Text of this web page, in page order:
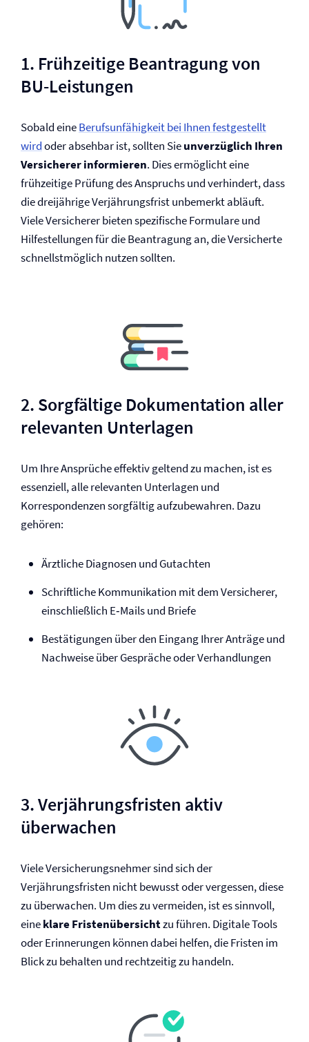
1. Frühzeitige Beantragung von
BU-Leistungen
Sobald eineBerufs­unfähigkeit bei Ihnen festgestellt
wirdoder absehbar ist, sollten Sieunverzüglich Ihren
Versicherer informieren. Dies ermöglicht eine
frühzeitige Prüfung des Anspruchs und verhindert, dass
die dreijährige Verjährungsfrist unbemerkt abläuft.
Viele Versicherer bieten spezifische Formulare und
Hilfestellungen für die Beantragung an, die Versicherte
schnellstmöglich nutzen sollten.
2. Sorgfältige Dokumentation aller
relevanten Unterlagen
Um Ihre Ansprüche effektiv geltend zu machen, ist es
essenziell, alle relevanten Unterlagen und
Korrespondenzen sorgfältig aufzubewahren. Dazu
gehören:
Ärztliche Diagnosen und Gutachten
Schriftliche Kommunikation mit dem Versicherer,
einschließlich E‑Mails und Briefe
Bestätigungen über den Eingang Ihrer Anträge und
Nachweise über Gespräche oder Verhandlungen
3. Verjährungsfristen aktiv
überwachen
Viele Versicherungsnehmer sind sich der
Verjährungsfristen nicht bewusst oder vergessen, diese
zu überwachen. Um dies zu vermeiden, ist es sinnvoll,
eineklare Fristenübersichtzu führen. Digitale Tools
oder Erinnerungen können dabei helfen, die Fristen im
Blick zu behalten und rechtzeitig zu handeln.